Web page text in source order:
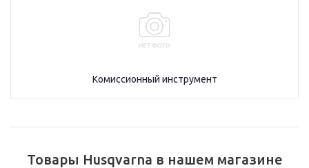
Комиссионный инструмент
Товары Husqvarna в нашем магазине